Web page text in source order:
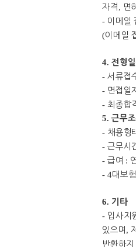
자격 , 면
- 이메일
(이메일
4. 전형
- 서류접
- 면접일
- 최종합
5. 근무
- 채용형
- 근무시
- 급여 :
- 4대보험
6. 기타
- 입사지
있으며 ,
반환하